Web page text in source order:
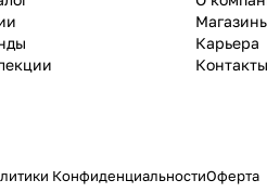
Карьера
КонфиденциальностиОферта